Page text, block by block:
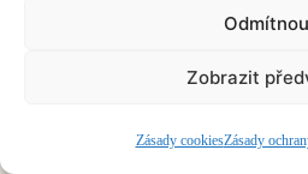
Zobrazit
Zásady cookiesZásady
ČASOPIS O JINÉ HUDBĚ | vydává